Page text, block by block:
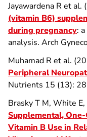
Jayawardena R et al.
(vitamin B6)
during pregnancy:
analysis. Arch
Muhamad R et al.
Peripheral
Nutrients 15 (13):
Brasky T M, White
Supplemental,
Vitamin B Use in